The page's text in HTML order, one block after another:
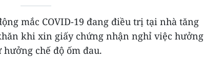
mắc COVID-19 đang điều trị tại nhà tăng
khi xin giấy chứng nhận nghỉ việc hưởng
chế độ ốm đau.